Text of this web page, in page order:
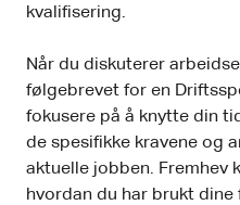
kvalifisering.
Når du diskuterer
følgebrevet for en
fokusere på å knytte din
de spesifikke kravene og
aktuelle jobben. Fremhev
hvordan du har brukt